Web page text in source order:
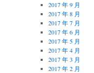
2017 年 9 月
2017 年 8 月
2017 年 7 月
2017 年 6 月
2017 年 5 月
2017 年 4 月
2017 年 3 月
2017 年 2 月